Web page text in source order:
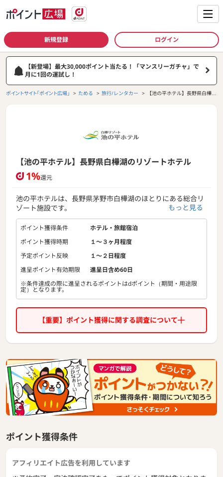
新規登録 ログイン
【新登場】最大30,000ポイント当たる！「マンスリーガチャ」で
月に1回の運試し！
ポイントサイト「ポイント広場」 ためる 旅行/レンタカー
【池の平ホテル】長野県白樺湖
【池の平ホテル】長野県白樺湖のリゾートホテル
1%還元
池の平ホテルは、長野県茅野市白樺湖のほとりにある総合リ
ゾート施設です。
季節ごとにプリキュア、仮面ライダーなどをコンセプトにし
たお部屋をご用意している為、お子様に人気のホテルです。
もっと見る
ポイント獲得条件
ホテル・旅館宿泊
ポイント獲得時期
１〜３ヶ月程度
予定ポイント反映
１〜２日程度
進呈ポイント有効期限
進呈日含め60日
※条件達成の際に進呈されるポイントはdポイント（期間・用途限
定）となります。
【重要】ポイント獲得に関する調査について
ポイント獲得条件
アフィリエイト広告を利用しています